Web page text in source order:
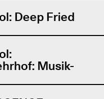
Deep Fried
Musik-